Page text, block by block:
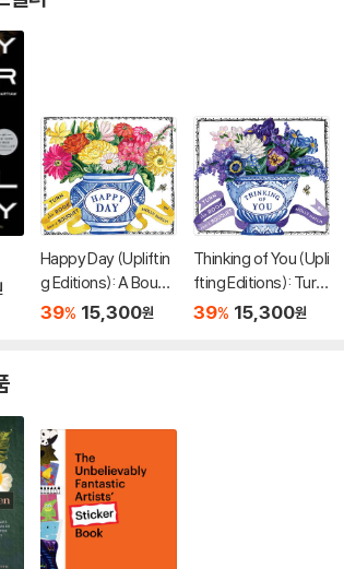
Happy Day (Upliftin
g Editions): A Bouqu
et in a Book (부케북 /
39% 15,300원
Thinking of You (Upli
fting Editions): Turn
This Book Into a Bou
39% 15,300원